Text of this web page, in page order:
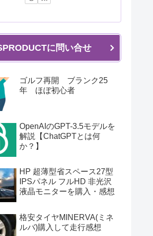
に問い合せ
ゴルフ再開 ブランク25
年 ほぼ初心者
OpenAIのGPT-3.5モデルを
解説【ChatGPTとは何
か？】
HP 超薄型省スペース27型
IPSパネル フルHD 非光沢
液晶モニターを購入・感想
格安タイヤMINERVA(ミネ
ルバ)購入して走行感想